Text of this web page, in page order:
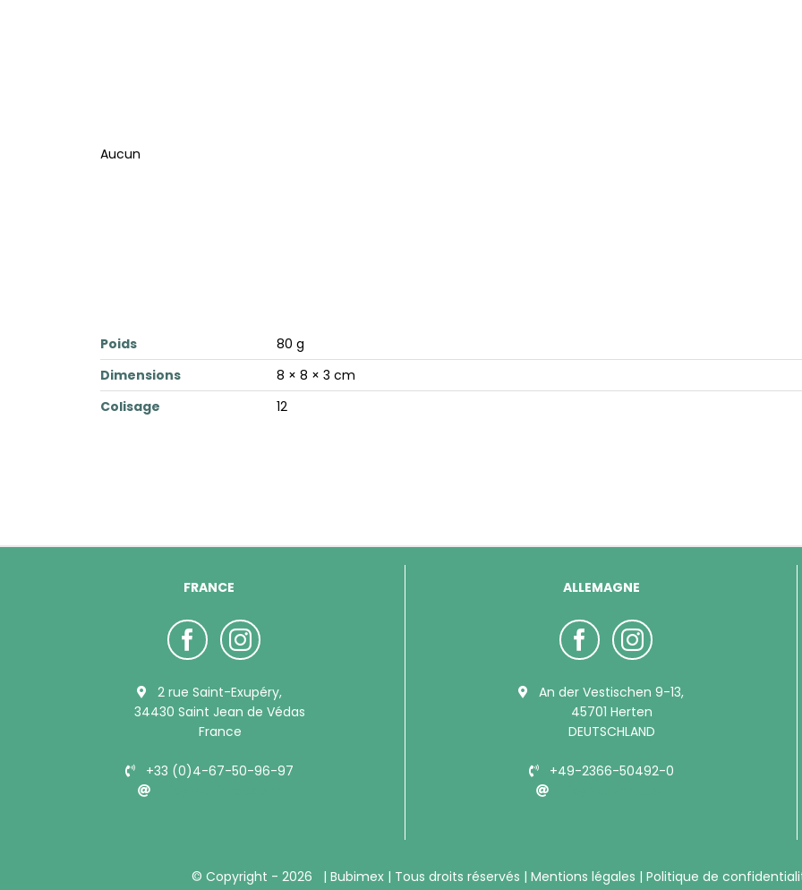
Aucun
Poids
80 g
Dimensions
8 × 8 × 3 cm
Colisage
12
FRANCE
2 rue Saint-Exupéry,
34430 Saint Jean de Védas
France
+33 (0)4-67-50-96-97
ALLEMAGNE
An der Vestischen 9-13,
45701 Herten
DEUTSCHLAND
+49-2366-50492-0
© Copyright - 2026 | Bubimex | Tous droits réservés | Mentions légales | Politique de